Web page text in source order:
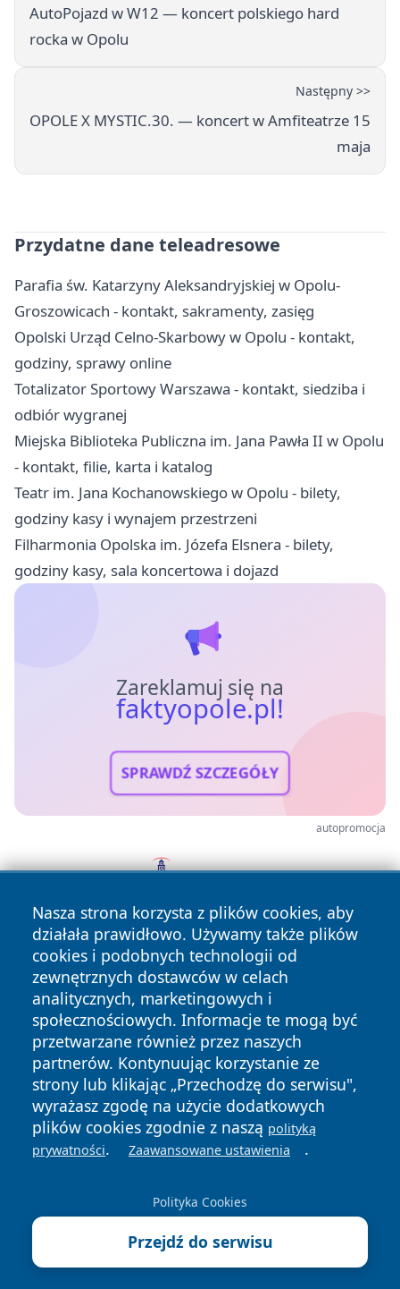
AutoPojazd w W12 — koncert polskiego hard
rocka w Opolu
Następny >>
OPOLE X MYSTIC.30. — koncert w Amfiteatrze 15
maja
Przydatne dane teleadresowe
Parafia św. Katarzyny Aleksandryjskiej w Opolu-
Groszowicach - kontakt, sakramenty, zasięg
Opolski Urząd Celno-Skarbowy w Opolu - kontakt,
godziny, sprawy online
Totalizator Sportowy Warszawa - kontakt, siedziba i
odbiór wygranej
Miejska Biblioteka Publiczna im. Jana Pawła II w Opolu
- kontakt, filie, karta i katalog
Teatr im. Jana Kochanowskiego w Opolu - bilety,
godziny kasy i wynajem przestrzeni
Filharmonia Opolska im. Józefa Elsnera - bilety,
godziny kasy, sala koncertowa i dojazd
Zareklamuj się na
faktyopole.pl!
SPRAWDŹ SZCZEGÓŁY
autopromocja
Nasza strona korzysta z plików cookies, aby
działała prawidłowo. Używamy także plików
cookies i podobnych technologii od
zewnętrznych dostawców w celach
analitycznych, marketingowych i
społecznościowych. Informacje te mogą być
przetwarzane również przez naszych
partnerów. Kontynuując korzystanie ze
strony lub klikając „Przechodzę do serwisu",
wyrażasz zgodę na użycie dodatkowych
plików cookies zgodnie z naszą polityką
prywatności. Zaawansowane ustawienia .
Polityka Cookies
Przejdź do serwisu
Copyright © 2026 faktyopole.pl Wszystkie prawa zastrzeżone.
News Autorzy
Polityka
Prywatności
Polityka
Cookies